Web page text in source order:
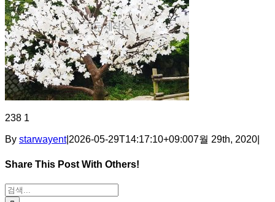
238 1
By starwayent| 2026-05-29T14:17:10+09:007월 29th, 2020
Share This Post With Others!
Facebook
X
Tumblr
Pinterest
이메일
검색: